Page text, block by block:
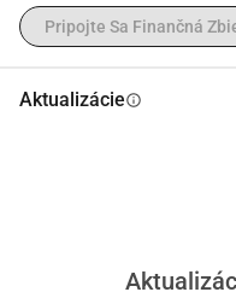
Pripojte Sa Finančná
Aktualizácieinfo